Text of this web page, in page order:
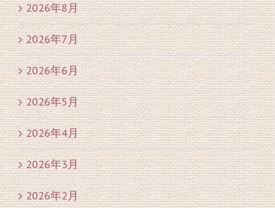
2026年8月
2026年7月
2026年6月
2026年5月
2026年4月
2026年3月
2026年2月